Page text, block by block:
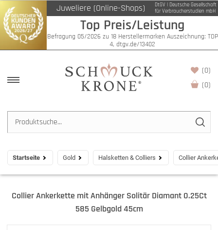
Juweliere (Online-Shops)
DtGV | Deutsche Gesellschaft
für Verbraucherstudien mbH
Top Preis/Leistung
Befragung 05/2026 zu 18 Herstellermarken Auszeichnung: TOP
4, dtgv.de/13402
(0)
(0)
Startseite Gold Halsketten & Colliers Collier
Collier Ankerkette mit Anhänger Solitär Diamant 0.25Ct
585 Gelbgold 45cm